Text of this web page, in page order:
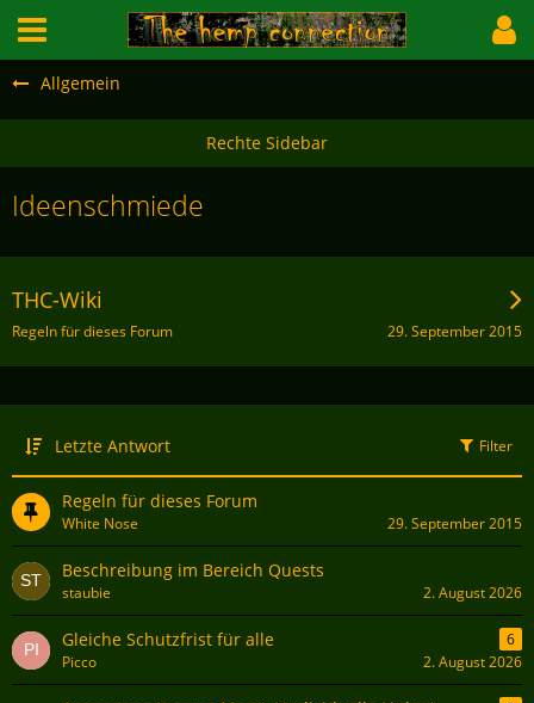
Allgemein
Ideenschmiede
THC-Wiki
Regeln für dieses Forum 29. September 2015
Letzte Antwort Filter
Regeln für dieses Forum
White Nose 29. September 2015
Beschreibung im Bereich Quests
staubie 2. August 2026
Gleiche Schutzfrist für alle
6
Picco
2. August 2026